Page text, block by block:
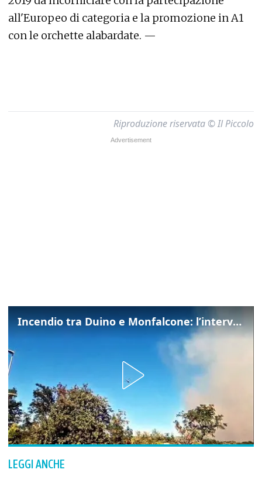
all'Europeo di categoria e la promozione in A1
con le orchette alabardate. —
Riproduzione riservata © Il Piccolo
Incendio tra Duino e Monfalcone: l’intervento dei vigili del fuoco
LEGGI ANCHE